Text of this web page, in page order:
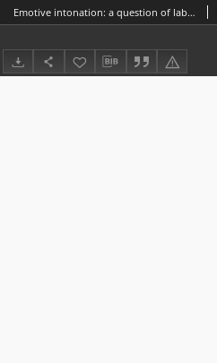
Emotive intonation: a question of labels?